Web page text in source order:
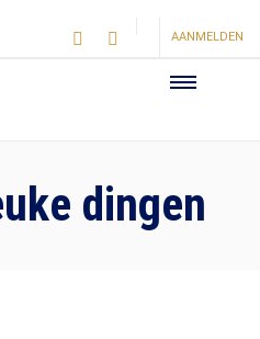
AANMELDEN
dingen